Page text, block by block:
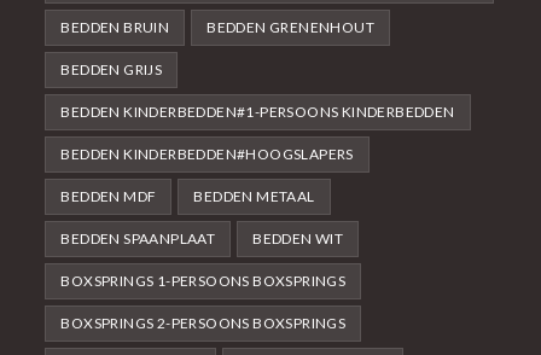
BEDDEN BRUIN BEDDEN GRENENHOUT
BEDDEN GRIJS
BEDDEN KINDERBEDDEN#1-PERSOONS KINDERBEDDEN
BEDDEN KINDERBEDDEN#HOOGSLAPERS
BEDDEN MDF BEDDEN METAAL
BEDDEN SPAANPLAAT BEDDEN WIT
BOXSPRINGS 1-PERSOONS BOXSPRINGS
BOXSPRINGS 2-PERSOONS BOXSPRINGS